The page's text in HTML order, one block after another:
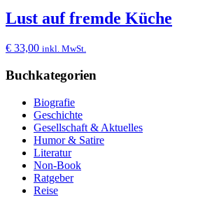
Lust auf fremde Küche
€ 33,00 inkl. MwSt.
Buchkategorien
Biografie
Geschichte
Gesellschaft & Aktuelles
Humor & Satire
Literatur
Non-Book
Ratgeber
Reise